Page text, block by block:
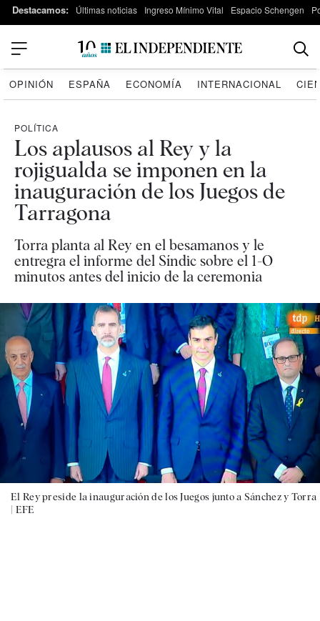
Destacamos: Últimas noticias Ingreso Mínimo Vital Espacio Schengen
OPINIÓN ESPAÑA ECONOMÍA INTERNACIONAL
POLÍTICA
Los aplausos al Rey y la
rojigualda se imponen en la
inauguración de los Juegos de
Tarragona
Torra planta al Rey en el besamanos y le
entregra el informe del Síndic sobre el 1-O
minutos antes del inicio de la ceremonia
El Rey preside la inauguración de los Juegos junto a Sánchez y Torra
| EFE